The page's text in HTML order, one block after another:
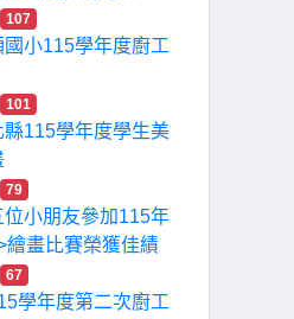
107
小115學年度廚工
101
115學年度學生美
79
小朋友參加115年
繪畫比賽榮獲佳績
67
學年度第二次廚工